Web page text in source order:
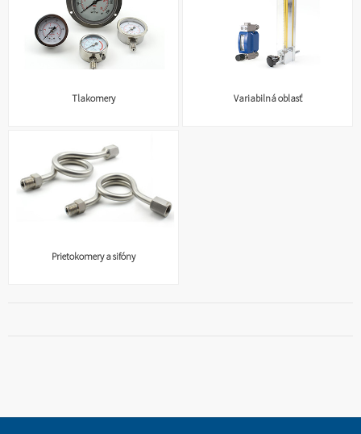
Tlakomery Variabilná oblasť
Prietokomery a sifóny